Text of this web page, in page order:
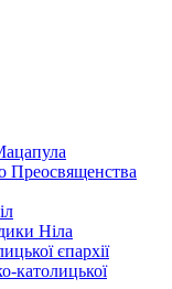
Преосвященства
Ніла
єпархії
католицької